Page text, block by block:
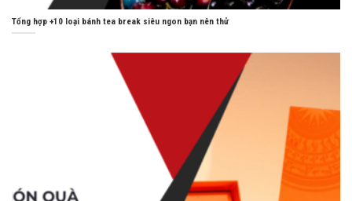
Tổng hợp +10 loại bánh tea break siêu ngon bạn nên thử